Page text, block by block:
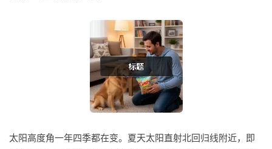
太阳高度角一年四季都在变。夏天太阳直射北回归线附近，即